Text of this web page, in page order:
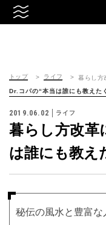
トップ ライフ 暮らし方
Dr.コパの“本当は誰にも教えた
2019.06.02 ライフ
暮らし方改革
は誰にも教え
秘伝の風水と豊富